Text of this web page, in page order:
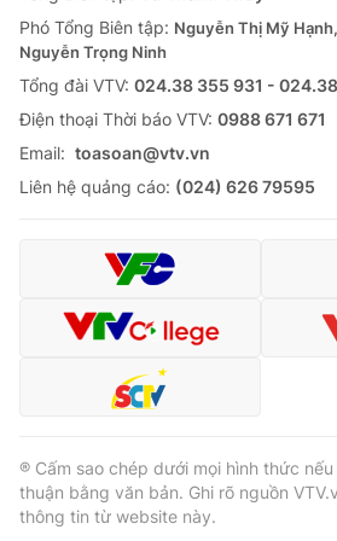
Sản phẩm
Thị trường
Tư vấn
Lịch phát sóng
Chuyên mục khác
Emagazine
Video
VTV Money
VTV Sức khoẻ Bất
Phó Tổng Biên tập: Nguyễn Thị Mỹ
Nguyễn Trọng Ninh
Tổng đài VTV: 024.38 355 931 -
Ðiện thoại Thời báo VTV: 0988 671 671
Email: toasoan@vtv.vn
Liên hệ quảng cáo: (024) 626 79595
® Cấm sao chép dưới mọi hình thức
thuận bằng văn bản. Ghi rõ nguồn
thông tin từ website này.